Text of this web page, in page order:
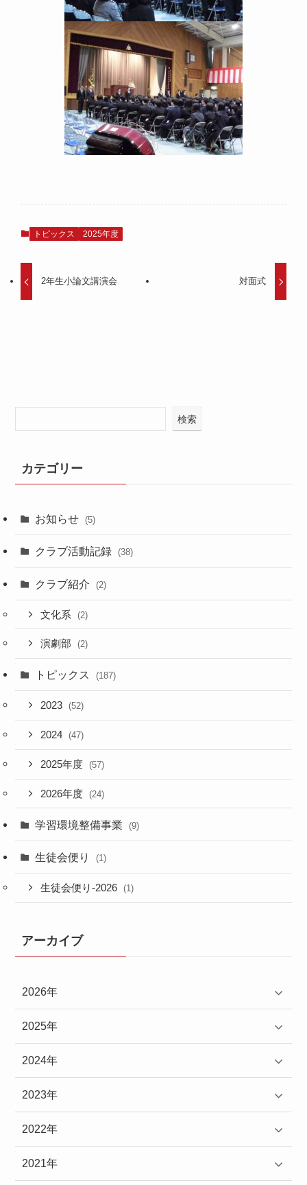
トピックス 2025年度
2年生小論文講演会 対面式
検索
カテゴリー
お知らせ (5)
クラブ活動記録 (38)
クラブ紹介 (2)
文化系 (2)
演劇部 (2)
トピックス (187)
2023 (52)
2024 (47)
2025年度 (57)
2026年度 (24)
学習環境整備事業 (9)
生徒会便り (1)
生徒会便り-2026 (1)
アーカイブ
2026年
2025年
2024年
2023年
2022年
2021年